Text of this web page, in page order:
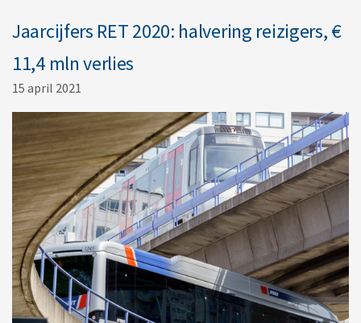
Jaarcijfers RET 2020: halvering reizigers, €
11,4 mln verlies
15 april 2021